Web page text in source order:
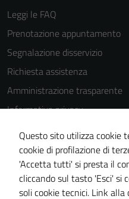
Leggi le FAQ
Prenotazione appuntamento
Segnalazione disservizio
Richiesta assistenza
Amministrazione trasparente
Informativa privacy
Cookie Policy
Note legali
Dichiarazione di accessibilità
Piano di miglioramento del sito
Questo sito utilizza cookie
cookie di profilazione di
'Accetta tutti' si presta il
cliccando sul tasto 'Esci' si
soli cookie tecnici. Link alla